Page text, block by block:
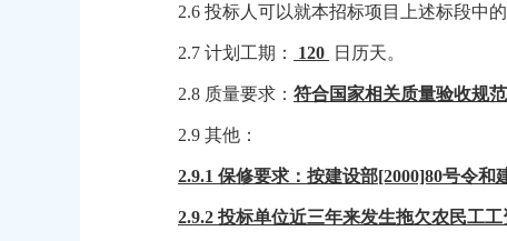
2.6 投标人可以就本招标项目上述标段中的
2.7 计划工期： 120 日历天。
2.8 质量要求：符合国家相关质量验收规
2.9 其他：
2.9.1 保修要求：按建设部[2000]80号令和
2.9.2 投标单位近三年来发生拖欠农民工